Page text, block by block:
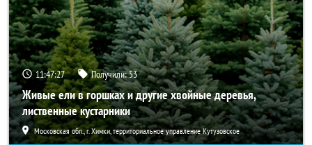
11:47:27 Получили:53
Живые ели в горшках и другие хвойные деревья,
лиственные кустарники
Московская обл., г. Химки, территориальное управление Кутузовское